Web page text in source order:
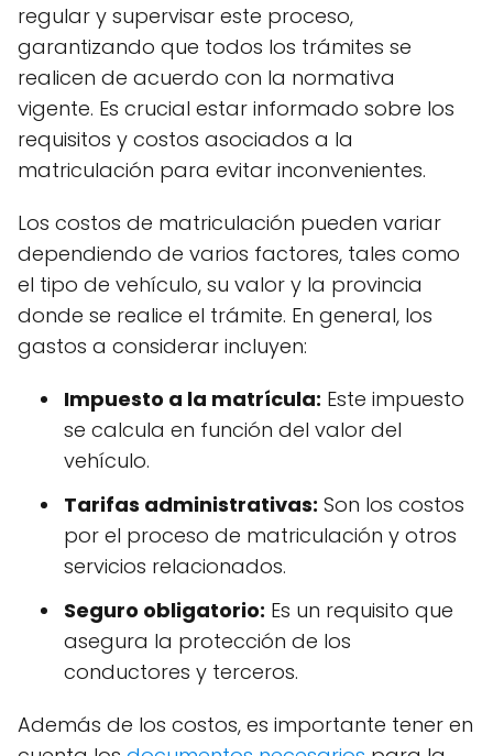
regular y supervisar este proceso,
garantizando que todos los trámites se
realicen de acuerdo con la normativa
vigente. Es crucial estar informado sobre los
requisitos y costos asociados a la
matriculación para evitar inconvenientes.
Los costos de matriculación pueden variar
dependiendo de varios factores, tales como
el tipo de vehículo, su valor y la provincia
donde se realice el trámite. En general, los
gastos a considerar incluyen:
Impuesto a la matrícula: Este impuesto
se calcula en función del valor del
vehículo.
Tarifas administrativas: Son los costos
por el proceso de matriculación y otros
servicios relacionados.
Seguro obligatorio: Es un requisito que
asegura la protección de los
conductores y terceros.
Además de los costos, es importante tener en